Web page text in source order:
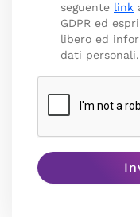
seguente link
GDPR ed
libero ed
dati personali.